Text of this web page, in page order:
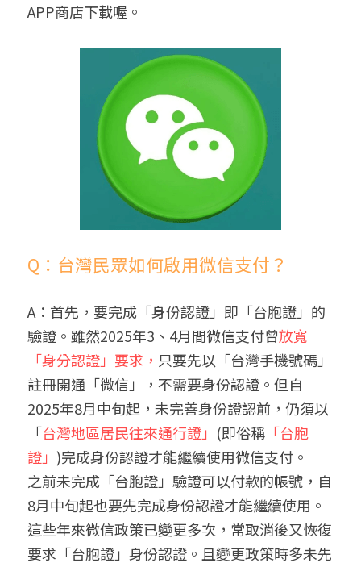
APP商店下載喔。
Q：台灣民眾如何啟用微信支付？
A：首先，要完成「身份認證」即「台胞證」的
驗證。雖然2025年3、4月間微信支付曾放寬
「身分認證」要求， 只要先以「台灣手機號碼」
註冊開通「微信」，不需要身份認證。但自
2025年8月中旬起，未完善身份證認前，仍須以
「台灣地區居民往來通行證」 (即俗稱 「台胞
證」 )完成身份認證才能繼續使用微信支付。
之前未完成「台胞證」驗證可以付款的帳號，自
8月中旬起也要先完成身份認證才能繼續使用。
這些年來微信政策已變更多次，常取消後又恢復
要求「台胞證」身份認證。且變更政策時多未先